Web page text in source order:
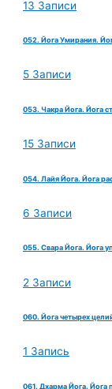
13 Записи
052. Йога Умирания.
5 Записи
053. Чакра Йога. Йога
15 Записи
054. Лайя Йога. Йога
6 Записи
055. Свара Йога. Йога
2 Записи
060. Йога четырех
1 Запись
061. Дхарма Йога. Йога